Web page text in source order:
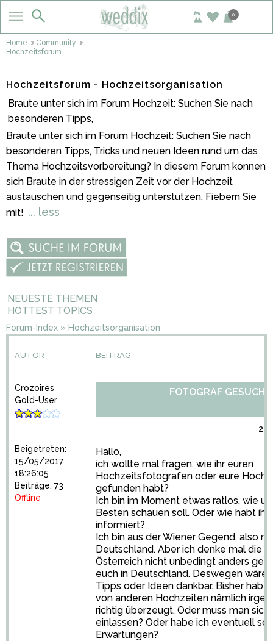
0
Home
Community
Hochzeitsforum
Hochzeitsforum - Hochzeitsorganisation
Braute unter sich im Forum Hochzeit: Suchen Sie nach
besonderen Tipps,
Braute unter sich im Forum Hochzeit: Suchen Sie nach
besonderen Tipps, Tricks und neuen Ideen rund um das
Thema Hochzeitsvorbereitung? In diesem Forum konnen
sich Braute in der stressigen Zeit vor der Hochzeit
austauschen und gegenseitig unterstutzen. Fiebern Sie
mit! ... less
NEUESTE THEMEN
HOTTEST TOPICS
Forum-Index » Hochzeitsorganisation
AUTOR BEITRAG
Crozoires
Gold-User
Beigetreten:
15/05/2017
18:26:05
Beiträge: 73
Offline
FOTOGRAF GESUCHT
Hallo,
ich wollte mal fragen, wie ihr euren
Hochzeitsfotografen oder eure
gefunden habt?
Ich bin im Moment etwas ratlos, wie
Besten schauen soll. Oder wie habt ihr
informiert?
Ich bin aus der Wiener Gegend, also
Deutschland. Aber ich denke mal die
Österreich nicht unbedingt anders
euch in Deutschland. Deswegen wäre
Tipps oder Ideen dankbar. Bisher
von anderen Hochzeiten nämlich
richtig überzeugt. Oder muss man
einlassen? Oder habe ich eventuell
Erwartungen?